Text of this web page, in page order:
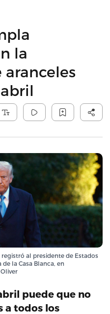
la
al presidente de Estados
la Casa Blanca, en
Oliver
puede que no
a todos los